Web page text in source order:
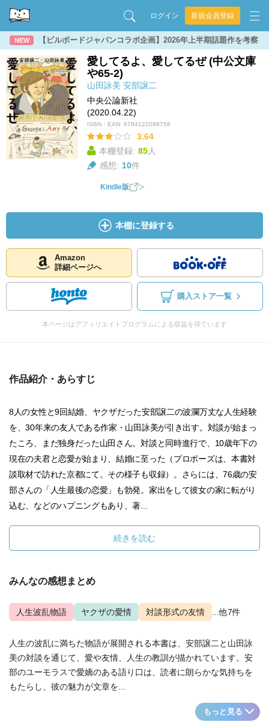
ログイン 新規会員登録
NEW 【ビルボードジャパンコラボ企画】2026年上半期話題作を考察
愛してるよ、愛してるぜ (中公文庫
や65-2)
山田詠美 安部譲二
中央公論新社
(2020.04.22)
ISBN・EAN: 9784122068759
3.64
本棚登録: 85人
感想: 10件
Kindle版
本棚に登録する
Amazon
詳細ページへ
購入ストア一覧
本ページはアフィリエイトプログラムによる収益を得ています
作品紹介・あらすじ
8人の女性と9回結婚、ヤクザだった安部譲二の波瀾万丈な人生経験
を、30年来の友人である作家・山田詠美が引き出す。対談が始まっ
たころ、まだ独身だった山田さん。対談と同時進行で、10歳年下の
現在の夫君と恋愛が始まり、結婚に至った（プロポーズは、本書対
談取材で訪れた京都にて。その様子も収録）。さらには、76歳の安
部さんの「人生最後の恋愛」も勃発。家出をして彼女の家に転がり
込む、などのハプニングもあり、著...
続きを読む
みんなの感想まとめ
人生波乱物語 ヤクザの愛情 対談形式の友情 ...他7件
人生の波乱に満ちた物語が展開される本書は、安部譲二と山田詠
美の対談を通じて、愛や友情、人生の教訓が描かれています。安
部のユーモラスで愛嬌のある語り口は、読者に朗らかな気持ちを
もたらし、彼の魅力が文章を...
もっと見る